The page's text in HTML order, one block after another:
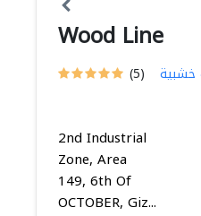
Wood Line
(5) خشبية
2nd Industrial
Zone, Area
149, 6th Of
OCTOBER, Giz...